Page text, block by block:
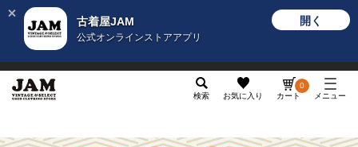
古着屋JAM
公式オンラインストアアプリ
開く
検索 お気に入り カート
0
メニュー